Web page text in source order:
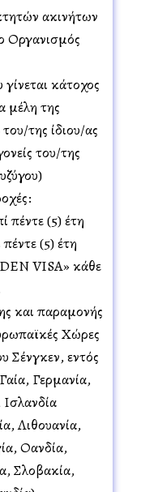
ακινήτων
ο Οργανισμός
κάτοχος
μέλη της
της ίδιου/ας
του/της
πέντε (5) έτη
(5) έτη
VISA» κάθε
και παραμονής
Χώρες
Σένγκεν, εντός
Γερμανία,
Λιθουανία,
Ολλανδία,
Σλοβακία,